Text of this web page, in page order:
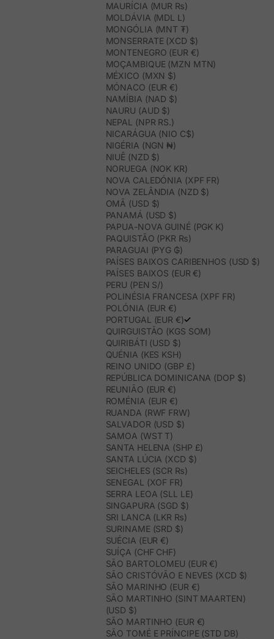
MAURÍCIA (MUR ₨)
MOLDÁVIA (MDL L)
MONGÓLIA (MNT ₮)
MONSERRATE (XCD $)
MONTENEGRO (EUR €)
MOÇAMBIQUE (MZN MTN)
MÉXICO (MXN $)
MÓNACO (EUR €)
NAMÍBIA (NAD $)
NAURU (AUD $)
NEPAL (NPR RS.)
NICARÁGUA (NIO C$)
NIGÉRIA (NGN ₦)
NIUÊ (NZD $)
NORUEGA (NOK KR)
NOVA CALEDÓNIA (XPF FR)
NOVA ZELÂNDIA (NZD $)
OMÃ (USD $)
PANAMÁ (USD $)
PAPUA-NOVA GUINÉ (PGK K)
PAQUISTÃO (PKR ₨)
PARAGUAI (PYG ₲)
PAÍSES BAIXOS CARIBENHOS (USD $)
PAÍSES BAIXOS (EUR €)
PERU (PEN S/)
POLINÉSIA FRANCESA (XPF FR)
POLÓNIA (EUR €)
PORTUGAL (EUR €)
QUIRGUISTÃO (KGS SOM)
QUIRIBÁTI (USD $)
QUÉNIA (KES KSH)
REINO UNIDO (GBP £)
REPÚBLICA DOMINICANA (DOP $)
REUNIÃO (EUR €)
ROMÉNIA (EUR €)
RUANDA (RWF FRW)
SALVADOR (USD $)
SAMOA (WST T)
SANTA HELENA (SHP £)
SANTA LÚCIA (XCD $)
SEICHELES (SCR ₨)
SENEGAL (XOF FR)
SERRA LEOA (SLL LE)
SINGAPURA (SGD $)
SRI LANCA (LKR ₨)
SURINAME (SRD $)
SUÉCIA (EUR €)
SUÍÇA (CHF CHF)
SÃO BARTOLOMEU (EUR €)
SÃO CRISTÓVÃO E NEVES (XCD $)
SÃO MARINHO (EUR €)
SÃO MARTINHO (SINT MAARTEN)
(USD $)
SÃO MARTINHO (EUR €)
SÃO TOMÉ E PRÍNCIPE (STD DB)